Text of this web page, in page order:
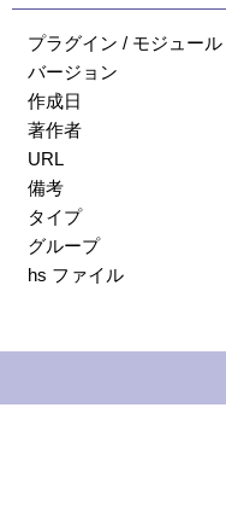
プラグイン / モジュール
バージョン
作成日
著作者
URL
備考
タイプ
グループ
hs ファイル